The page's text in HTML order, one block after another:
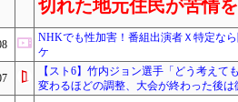
切れた地元住民が苦情
NHKでも性加害！番組出演者Ｘ特定な
ケ
【スト6】竹内ジョン選手「どう考え
変わるほどの調整、大会が終わった後は